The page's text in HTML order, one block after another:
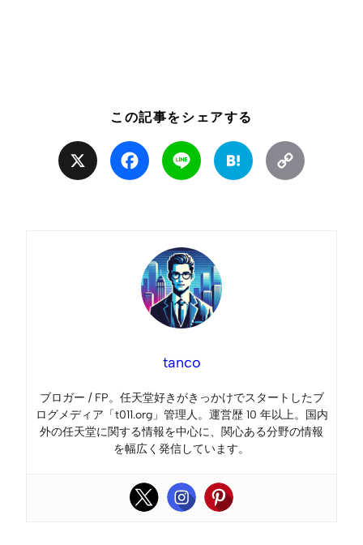
この記事をシェアする
Facebook Line Hatena
tanco
ブロガー / FP。任天堂好きがきっかけでスタートしたブ
ログメディア「t011.org」管理人。運営歴 10 年以上。国内
外の任天堂に関する情報を中心に、関心ある分野の情報
を幅広く発信しています。